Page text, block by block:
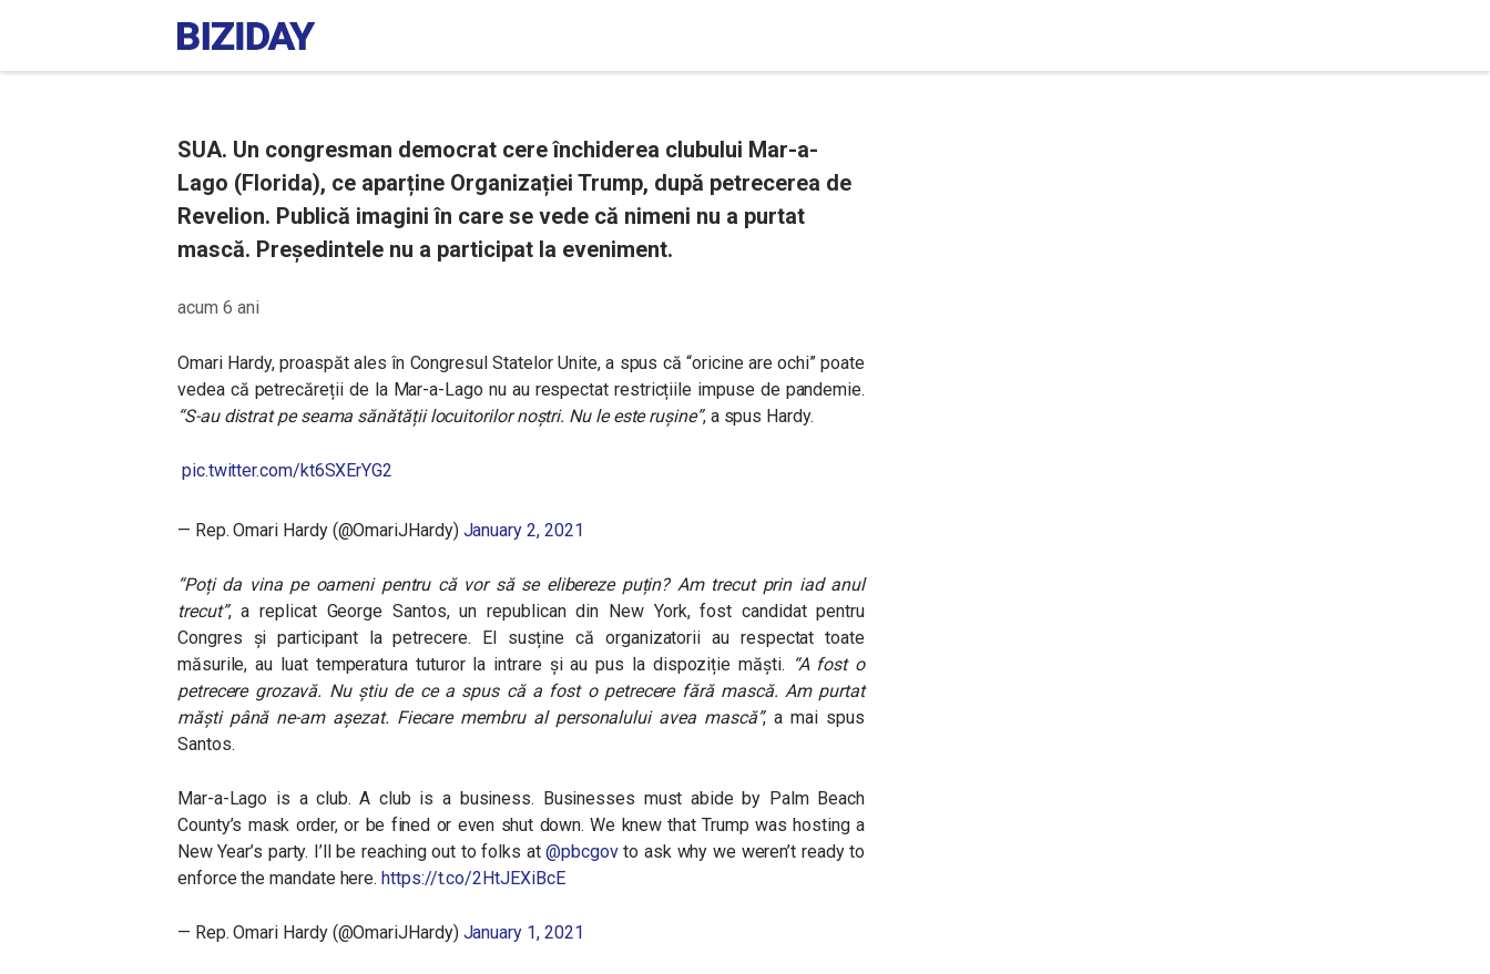
SUA. Un congresman democrat cere închiderea clubului Mar-a-
Lago (Florida), ce aparține Organizației Trump, după petrecerea de
Revelion. Publică imagini în care se vede că nimeni nu a purtat
mască. Președintele nu a participat la eveniment.
acum 6 ani
Omari Hardy, proaspăt ales în Congresul Statelor Unite, a spus că “oricine are ochi” poate
vedea că petrecăreții de la Mar-a-Lago nu au respectat restricțiile impuse de pandemie.
“S-au distrat pe seama sănătății locuitorilor noștri. Nu le este rușine”, a spus Hardy.
pic.twitter.com/kt6SXErYG2
— Rep. Omari Hardy (@OmariJHardy) January 2, 2021
“Poți da vina pe oameni pentru că vor să se elibereze puțin? Am trecut prin iad anul
trecut”, a replicat George Santos, un republican din New York, fost candidat pentru
Congres și participant la petrecere. El susține că organizatorii au respectat toate
măsurile, au luat temperatura tuturor la intrare și au pus la dispoziție măști. “A fost o
petrecere grozavă. Nu știu de ce a spus că a fost o petrecere fără mască. Am purtat
măști până ne-am așezat. Fiecare membru al personalului avea mască”, a mai spus
Santos.
Mar-a-Lago is a club. A club is a business. Businesses must abide by Palm Beach
County’s mask order, or be fined or even shut down. We knew that Trump was hosting a
New Year’s party. I’ll be reaching out to folks at@pbcgovto ask why we weren’t ready to
enforce the mandate here.https://t.co/2HtJEXiBcE
— Rep. Omari Hardy (@OmariJHardy) January 1, 2021